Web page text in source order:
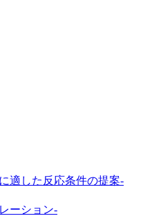
適した反応条件の提案-
ーション-